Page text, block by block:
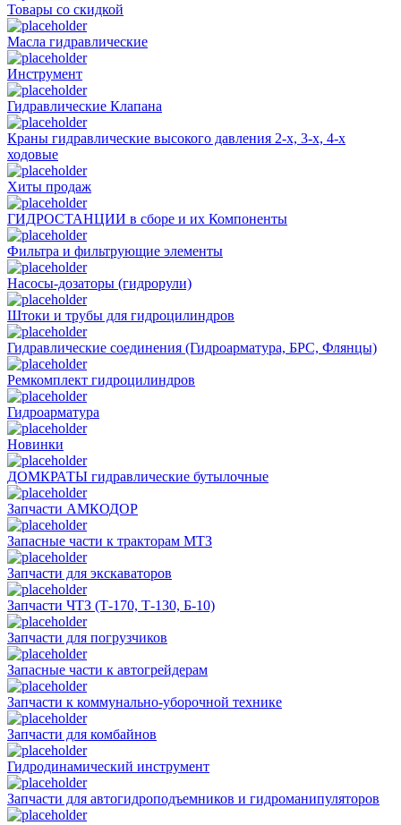
Товары со скидкой
Масла гидравлические
Инструмент
Гидравлические Клапана
Краны гидравлические высокого давления 2-х, 3-х, 4-х
ходовые
Хиты продаж
ГИДРОСТАНЦИИ в сборе и их Компоненты
Фильтра и фильтрующие элементы
Насосы-дозаторы (гидрорули)
Штоки и трубы для гидроцилиндров
Гидравлические соединения (Гидроарматура, БРС, Флянцы)
Ремкомплект гидроцилиндров
Гидроарматура
Новинки
ДОМКРАТЫ гидравлические бутылочные
Запчасти АМКОДОР
Запасные части к тракторам МТЗ
Запчасти для экскаваторов
Запчасти ЧТЗ (Т-170, Т-130, Б-10)
Запчасти для погрузчиков
Запасные части к автогрейдерам
Запчасти к коммунально-уборочной технике
Запчасти для комбайнов
Гидродинамический инструмент
Запчасти для автогидроподъемников и гидроманипуляторов